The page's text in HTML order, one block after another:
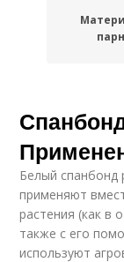
Белый спанбонд
применяют
растения (как в
также с его
используют